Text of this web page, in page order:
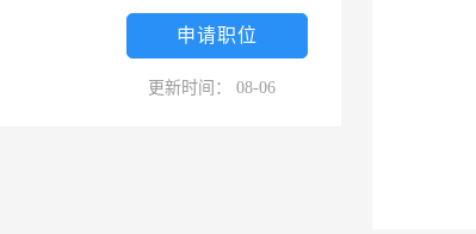
申请职位
更新时间： 08-06